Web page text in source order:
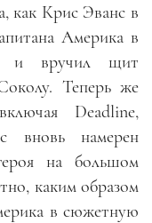
как Крис Эванс в
Америка в
и вручил щит
Теперь же
Deadline,
намерен
на большом
каким образом
в сюжетную